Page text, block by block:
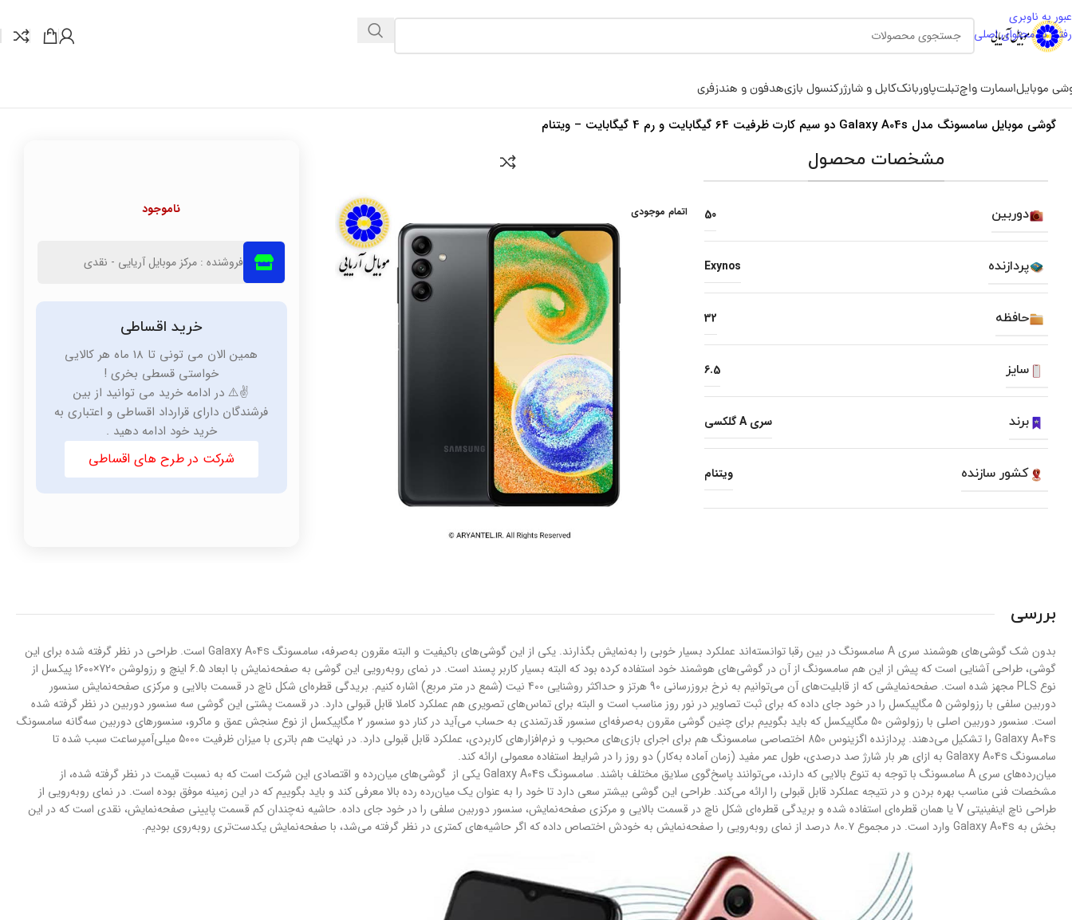
عبور به ناوبری
رفتن به محتوای اصلی
موبایلاسمارت واچتبلتپاوربانککابل و شارژرکنسول بازیهدفون و هندزفری
گوشی موبایل سامسونگ مدل Galaxy A04s دو سیم کارت ظرفیت 64 گیگابایت و رم 4 گیگابایت – ویتنام
مشخصات محصول
دوربین 50
پردازنده Exynos
حافظه 32
سایز 6.5
برند سری A گلکسی
کشور سازنده ویتنام
اتمام موجودی ناموجود
فروشنده : مرکز موبایل آریایی - نقدی
خرید اقساطی
همین الان می تونی تا 18 ماه هر کالایی
خواستی قسطی بخری !
✌️⚠️ در ادامه خرید می توانید از بین
فرشندگان دارای قرارداد اقساطی و اعتباری به
خرید خود ادامه دهید .
شرکت در طرح های اقساطی
بررسی
بدون شک گوشی‌های هوشمند سری A سامسونگ در بین رقبا توانسته‌اند عملکرد بسیار خوبی را به‌نمایش بگذارند. یکی از این گوشی‌های با‌کیفیت و البته مقرون به‌صرفه، سامسونگ Galaxy A04s است. طراحی در نظر گرفته شده برای این
گوشی، طراحی آشنایی است که پیش از این هم سامسونگ از آن در گوشی‌های هوشمند خود استفاده کرده بود که البته بسیار کاربر پسند است. در نمای رو‌به‌رویی این گوشی به صفحه‌نمایش با ابعاد 6.5 اینچ و رزولوشن 720×1600 پیکسل از
نوع PLS مجهز شده است. صفحه‌نمایشی که از قابلیت‌های آن می‌توانیم به نرخ بروزرسانی 90 هرتز و حداکثر روشنایی 400 نیت (شمع در متر مربع) اشاره کنیم. بریدگی قطره‌ای شکل ناچ در قسمت بالایی و مرکزی صفحه‌نمایش سنسور
دوربین سلفی با رزولوشن 5 مگاپیکسل را در خود جای داده که برای ثبت تصاویر در نور روز مناسب است و البته برای تماس‌های تصویری هم عملکرد کاملا قابل قبولی دارد. در قسمت پشتی این گوشی سه سنسور دوربین در نظر گرفته شده
است. سنسور دوربین اصلی با رزولوشن 50 مگاپیکسل که باید بگوییم برای چنین گوشی مقرون به‌صرفه‌ای سنسور قدرتمندی به حساب می‌آید در کنار دو سنسور 2 مگاپیکسل از نوع سنجش عمق و ماکرو، سنسور‌های دوربین سه‌گانه سامسونگ
Galaxy A04s را تشکیل می‌دهند. پردازنده اگزینوس 850 اختصاصی سامسونگ هم برای اجرای بازی‌های محبوب و نرم‌افزار‌های کاربردی، عملکرد قابل قبولی دارد. در نهایت هم باتری با میزان ظرفیت 5000 میلی‌آمپر‌ساعت سبب شده تا
سامسونگ Galaxy A04s به ازای هر بار شارژ صد درصدی، طول عمر مفید (زمان آماده به‌کار) دو روز را در شرایط استفاده معمولی ارائه کند.
میان‌رده‌های سری A سامسونگ با توجه به تنوع بالایی که دارند، می‌توانند پاسخ‌گوی سلایق مختلف باشند. سامسونگ Galaxy A04s یکی از گوشی‌های میان‌رده و اقتصادی این شرکت است که به نسبت قیمت در نظر گرفته شده، از
مشخصات فنی مناسب بهره بردن و در نتیجه عملکرد قابل قبولی را ارائه می‌کند. طراحی این گوشی بیشتر سعی دارد تا خود را به عنوان یک میان‌رده رده بالا معرفی کند و باید بگوییم که در این زمینه موفق بوده است. در نمای رو‌به‌رویی از
طراحی ناچ اینفینیتی V یا همان قطره‌ای استفاده شده و بریدگی قطره‌ای شکل ناچ در قسمت بالایی و مرکزی صفحه‌نمایش، سنسور دوربین سلفی را در خود جای داده. حاشیه نه‌چندان کم قسمت پایینی صفحه‌نمایش، نقدی است که در این
بخش به Galaxy A04s وارد است. در مجموع ۸۰.۷ درصد از نمای ‌رو‌به‌رویی را صفحه‌نمایش به خودش اختصاص داده که اگر حاشیه‌های کمتری در نظر گرفته می‌شد، با صفحه‌نمایش یکدست‌تری روبه‌روی بودیم.